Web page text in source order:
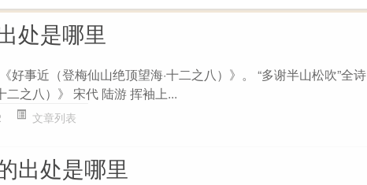
处是哪里
好事近（登梅仙山绝顶望海·十二之八）》。 “多谢半山松吹”全诗
二之八）》 宋代 陆游 挥袖上...
文章列表
出处是哪里